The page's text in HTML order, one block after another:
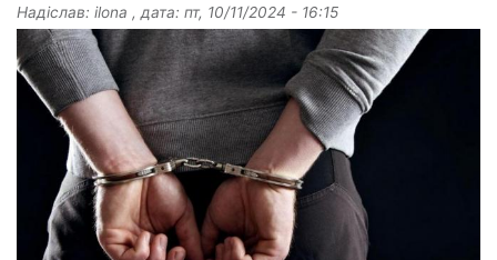
Надіслав: ilona , дата: пт, 10/11/2024 - 16:15